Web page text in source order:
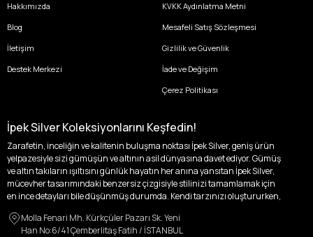
Hakkımızda
Blog
İletişim
Destek Merkezi
KVKK Aydınlatma Metni
Mesafeli Satış Sözleşmesi
Gizlilik ve Güvenlik
İade ve Değişim
Çerez Politikası
İpek Silver Koleksiyonlarını Keşfedin!
Zarafetin, inceliğin ve kalitenin buluşma noktası İpek Silver, geniş ürün
yelpazesiyle sizi gümüşün ve altının asil dünyasına davet ediyor. Gümüş
ve altın takıların ışıltısını günlük hayatın her anına yansıtan İpek Silver,
mücevher tasarımındaki benzersiz çizgisiyle stilinizi tamamlamak için
en ince detayları bile düşünmüş durumda. Kendi tarzınızı oluştururken,
özgünlüğünüzü ön plana çıkaracak tasarımlarımızla tanışın.
Molla Fenari Mh. Kürkçüler Pazarı Sk. Yeni
Han No:6/41 Çemberlitaş Fatih / İSTANBUL